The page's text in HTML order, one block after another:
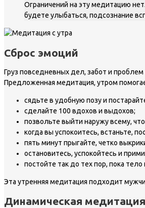
Ограничений на эту медитацию
будете улыбаться, подсознание
Сброс эмоций
Груз повседневных дел, забот и
Предложенная медитация, утром
сядьте в удобную позу и
сделайте 100 вдохов и выдохов;
позвольте выйти наружу всему,
когда вы успокоитесь, встаньте,
пять минут прыгайте, четко
остановитесь, успокойтесь и
постойте так до тех пор, пока
Эта утренняя медитация подходит
Динамическая